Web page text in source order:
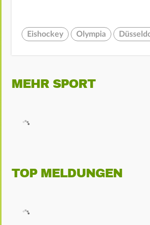
Eishockey Olympia
MEHR SPORT
TOP MELDUNGEN